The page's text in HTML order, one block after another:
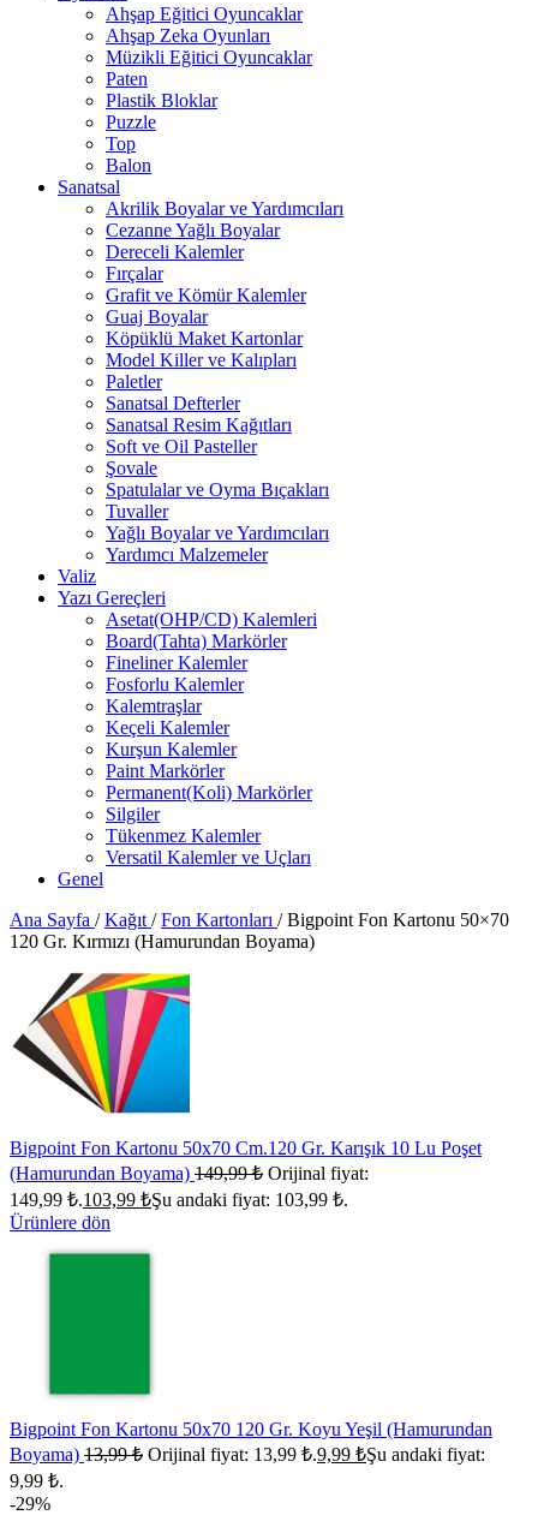
Ahşap Eğitici Oyuncaklar
Ahşap Zeka Oyunları
Müzikli Eğitici Oyuncaklar
Paten
Plastik Bloklar
Puzzle
Top
Balon
Sanatsal
Akrilik Boyalar ve Yardımcıları
Cezanne Yağlı Boyalar
Dereceli Kalemler
Fırçalar
Grafit ve Kömür Kalemler
Guaj Boyalar
Köpüklü Maket Kartonlar
Model Killer ve Kalıpları
Paletler
Sanatsal Defterler
Sanatsal Resim Kağıtları
Soft ve Oil Pasteller
Şovale
Spatulalar ve Oyma Bıçakları
Tuvaller
Yağlı Boyalar ve Yardımcıları
Yardımcı Malzemeler
Valiz
Yazı Gereçleri
Asetat(OHP/CD) Kalemleri
Board(Tahta) Markörler
Fineliner Kalemler
Fosforlu Kalemler
Kalemtraşlar
Keçeli Kalemler
Kurşun Kalemler
Paint Markörler
Permanent(Koli) Markörler
Silgiler
Tükenmez Kalemler
Versatil Kalemler ve Uçları
Genel
Ana Sayfa / Kağıt / Fon Kartonları / Bigpoint Fon Kartonu 50×70
120 Gr. Kırmızı (Hamurundan Boyama)
Bigpoint Fon Kartonu 50x70 Cm.120 Gr. Karışık 10 Lu Poşet
(Hamurundan Boyama) 149,99₺ Orijinal fiyat:
149,99 ₺.103,99 ₺Şu andaki fiyat: 103,99 ₺.
Ürünlere dön
Bigpoint Fon Kartonu 50x70 120 Gr. Koyu Yeşil (Hamurundan
Boyama) 13,99₺ Orijinal fiyat: 13,99 ₺.9,99 ₺Şu andaki fiyat:
9,99 ₺.
-29%